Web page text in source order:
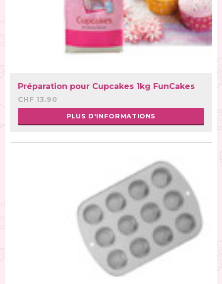
Préparation pour Cupcakes 1kg FunCakes
CHF 13.90
PLUS D'INFORMATIONS